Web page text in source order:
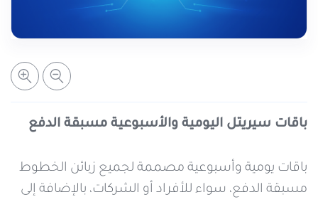
خدمات التعبئة والرصيد
اتصل بنا
شبكة التوزيع
باقات سيريتل اليومية والأسبوعية مسبقة الدفع
باقات يومية وأسبوعية مصممة لجميع زبائن الخطوط
مسبقة الدفع، سواء للأفراد أو الشركات، بالإضافة إلى